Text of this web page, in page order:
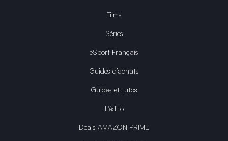
Films
Séries
eSport Français
Guides d’achats
Guides et tutos
L'édito
Deals AMAZON PRIME